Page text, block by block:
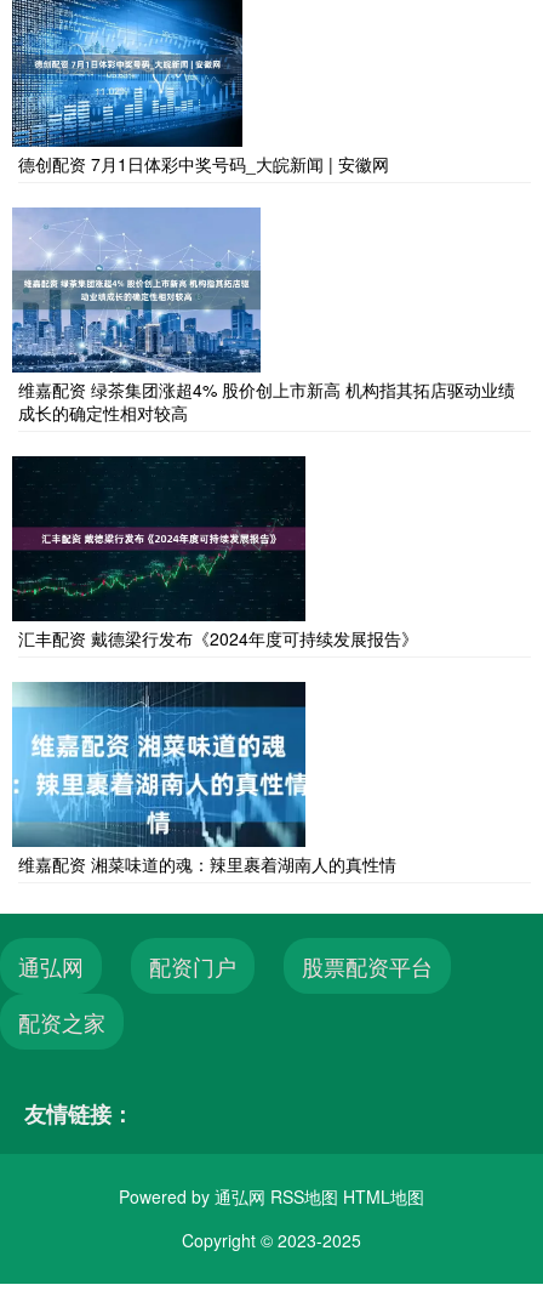
德创配资 7月1日体彩中奖号码_大皖新闻 | 安徽网
维嘉配资 绿茶集团涨超4% 股价创上市新高 机构指其拓店驱动业绩
成长的确定性相对较高
汇丰配资 戴德梁行发布《2024年度可持续发展报告》
维嘉配资 湘菜味道的魂：辣里裹着湖南人的真性情
通弘网 配资门户
股票配资平台
配资之家
友情链接：
Powered by 通弘网 RSS地图 HTML地图
Copyright © 2023-2025